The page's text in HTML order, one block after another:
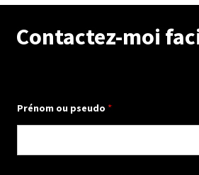
Contactez-moi
Prénom ou pseudo *